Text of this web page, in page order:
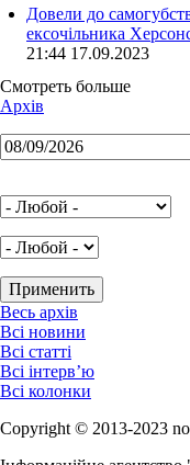
Довели до
ексочільника
21:44 17.09.2023
Смотреть больше
Архів
Весь архів
Всі новини
Всі статті
Всі інтерв’ю
Всі колонки
Copyright © 2013-2023